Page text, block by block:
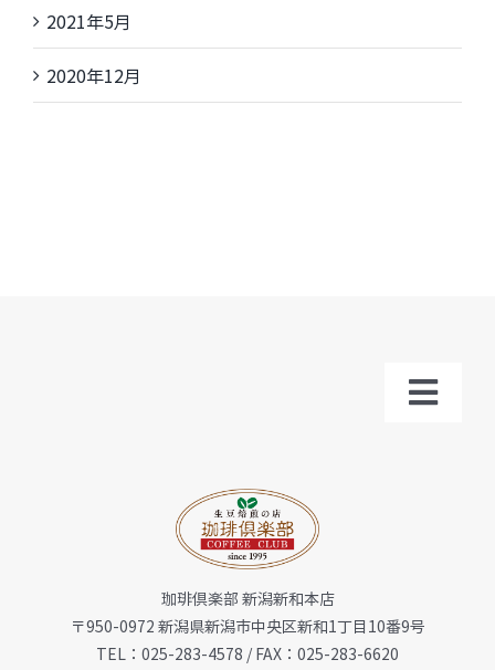
2021年5月
2020年12月
珈琲倶楽部 新潟新和本店
〒950-0972 新潟県新潟市中央区新和1丁目10番9号
TEL：025-283-4578 / FAX：025-283-6620